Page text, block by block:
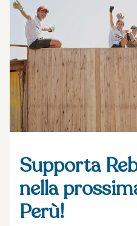
Supporta
nella
Perù!